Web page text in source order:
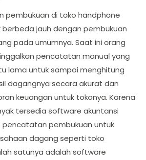
pembukuan di toko handphone
jauh dengan pembukuan
pada umumnya. Saat ini orang
pencatatan manual yang
lama untuk sampai menghitung
dagangnya secara akurat dan
keuangan untuk tokonya. Karena
tersedia software akuntansi
pembukuan untuk
dagang seperti toko
satunya adalah software